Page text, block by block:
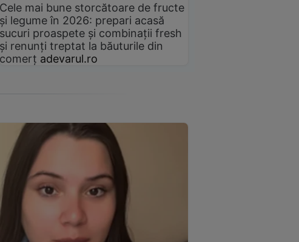
Cele mai bune storcătoare de fructe
și legume în 2026: prepari acasă
sucuri proaspete și combinații fresh
și renunți treptat la băuturile din
comerț adevarul.ro